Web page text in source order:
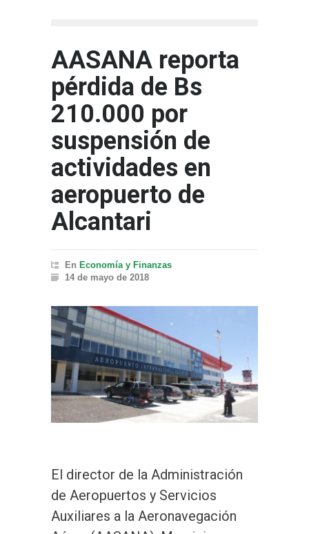
AASANA reporta
pérdida de Bs
210.000 por
suspensión de
actividades en
aeropuerto de
Alcantari
En Economía y Finanzas
14 de mayo de 2018
El director de la Administración
de Aeropuertos y Servicios
Auxiliares a la Aeronavegación